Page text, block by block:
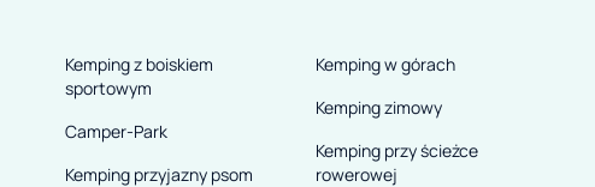
Kemping z boiskiem
sportowym
Camper-Park
Kemping przyjazny psom
Kemping w górach
Kemping zimowy
Kemping przy ścieżce
rowerowej